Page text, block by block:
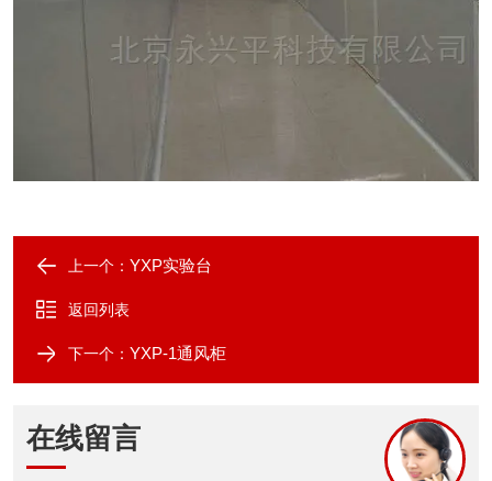
上一个： YXP实验台
返回列表
下一个： YXP-1通风柜
在线留言